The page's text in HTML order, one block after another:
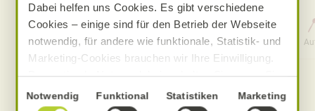
Dabei helfen uns Cookies. Es gibt verschiedene
Cookies – einige sind für den Betrieb der Webseite
notwendig, für andere wie funktionale, Statistik- und
Marketing-Cookies brauchen wir Ihre Einwilligung.
Das optimale Nutzererlebnis erhalten Sie, wenn Sie
„Alle Cookies erlauben“ anklicken. Ihre Einwilligung
umfasst in diesem Fall auch den Einsatz von
Einwilligungsauswahl
Notwendig Funktional Statistiken Marketing
Aufwand
0 Std. 20 Min.
Gesamtzeit